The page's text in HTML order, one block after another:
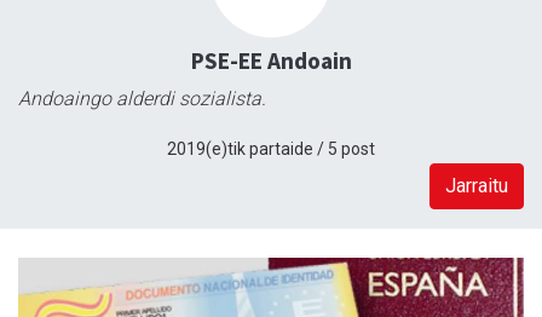
PSE-EE Andoain
Andoaingo alderdi sozialista.
2019(e)tik partaide / 5 post
Jarraitu